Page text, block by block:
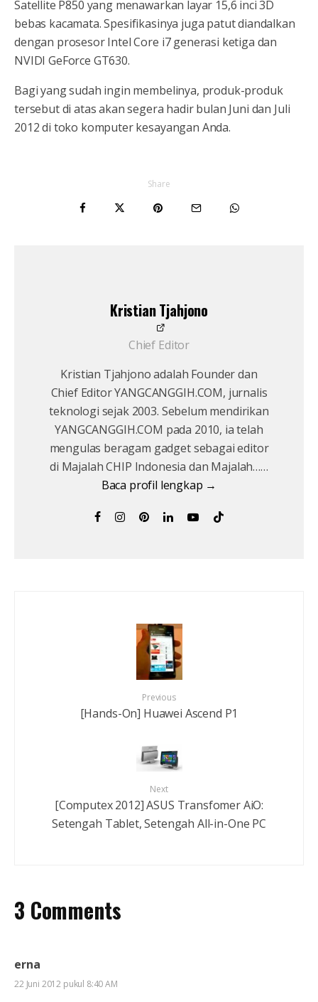
Satellite P850 yang menawarkan layar 15,6 inci 3D
bebas kacamata. Spesifikasinya juga patut diandalkan
dengan prosesor Intel Core i7 generasi ketiga dan
NVIDI GeForce GT630.
Bagi yang sudah ingin membelinya, produk-produk
tersebut di atas akan segera hadir bulan Juni dan Juli
2012 di toko komputer kesayangan Anda.
Share
Kristian Tjahjono
Chief Editor
Kristian Tjahjono adalah Founder dan
Chief Editor YANGCANGGIH.COM, jurnalis
teknologi sejak 2003. Sebelum mendirikan
YANGCANGGIH.COM pada 2010, ia telah
mengulas beragam gadget sebagai editor
di Majalah CHIP Indonesia dan Majalah……
Baca profil lengkap →
Previous
[Hands-On] Huawei Ascend P1
Next
[Computex 2012] ASUS Transfomer AiO:
Setengah Tablet, Setengah All-in-One PC
3 Comments
erna
22 Juni 2012 pukul 8:40 AM